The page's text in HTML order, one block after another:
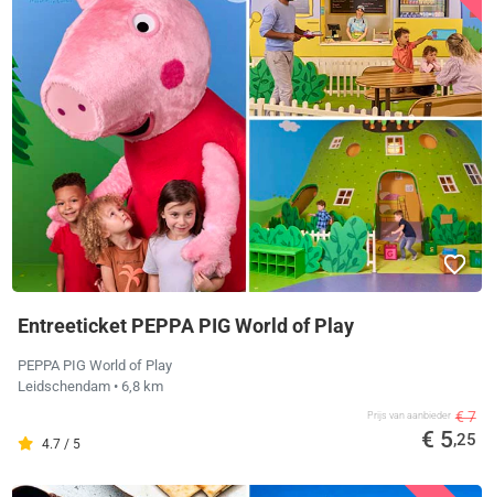
Entreeticket PEPPA PIG World of Play
PEPPA PIG World of Play
Leidschendam • 6,8 km
4.7 / 5
Prijs van aanbieder € 7
€ 5,25